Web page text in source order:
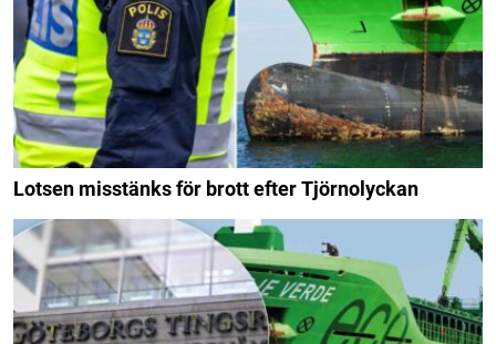
Lotsen misstänks för brott efter Tjörnolyckan